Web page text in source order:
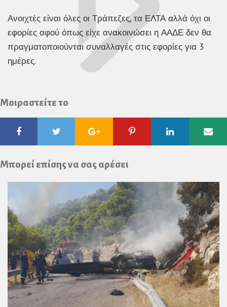
Ανοιχτές είναι όλες οι Τράπεζες, τα ΕΛΤΑ αλλά όχι οι
εφορίες αφού όπως είχε ανακοινώσει η ΑΑΔΕ δεν θα
πραγματοποιούνται συναλλαγές στις εφορίες για 3
ημέρες.
Μοιραστείτε το
FacebookTwitter Google
Plus
Pinterest Linkedin
Μπορεί επίσης να σας αρέσει